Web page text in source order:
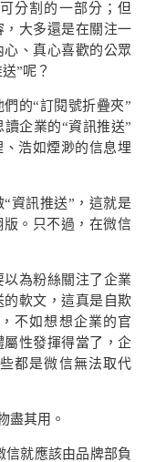
分割的一部分；但
大多還是在關注一
、真心喜歡的公眾
”呢？
的“訂閱號折疊夾”
企業的“資訊推送”
浩如煙渺的信息埋
“資訊推送”，這就是
。只不過，在微信
為粉絲關注了企業
軟文，這真是自欺
不如想想企業的官
性發揮得當了，企
都是微信無法取代
其用。
就應該由品牌部負